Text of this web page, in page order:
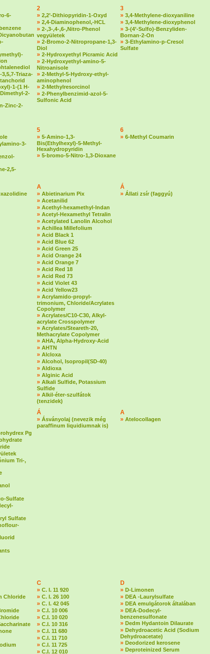
6-
Triaza-
1-(1 H-
2-
Zinc-2-
2
» 2,2’-Dithiopyridin-1-Oxyd
» 2,4-Diaminophenol,-HCL
» 2-,3-,4-,6-,Nitro-Phenol
vegyületek
» 2-Bromo-2-Nitropropane-1,3-
Diol
» 2-Hydroxyethyl Picramic Acid
» 2-Hydroxyethyl-amino-5-
Nitroanisole
» 2-Methyl-5-Hydroxy-ethyl-
aminophenol
» 2-Methylresorcinol
» 2-Phenylbenzimid-azol-5-
Sulfonic Acid
3
» 3,4-Methylene-dioxyaniline
» 3,4-Methylene-dioxyphenol
» 3-(4’-Sulfo)-Benzyliden-
Bornan-2-On
» 3-Ethylamino-p-Cresol
Sulfate
3-
2,5-
5
» 5-Amino-1,3-
Bis(Ethylhexyl)-5-Methyl-
Hexahydropyridin
» 5-bromo-5-Nitro-1,3-Dioxane
6
» 6-Methyl Coumarin
A
» Abietinarium Pix
» Acetanilid
» Acethyl-hexamethyl-Indan
» Acetyl-Hexamethyl Tetralin
» Acetylated Lanolin Alcohol
» Achillea Millefolium
» Acid Black 1
» Acid Blue 62
» Acid Green 25
» Acid Orange 24
» Acid Orange 7
» Acid Red 18
» Acid Red 73
» Acid Violet 43
» Acid Yellow23
» Acrylamido-propyl-
trimonium, Chloride/Acrylates
Copolymer
» Acrylates/C10-C30, Alkyl-
acrylate Crosspolymer
» Acrylates/Steareth-20,
Methacrylate Copolymer
» AHA, Alpha-Hydroxy-Acid
» AHTN
» Alcloxa
» Alcohol, Isopropil(SD-40)
» Aldioxa
» Alginic Acid
» Alkali Sulfide, Potassium
Sulfide
» Alkil-éter-szulfátok
(tenzidek)
Á
» Állati zsír (faggyú)
Pg
Tri-,
Sulfate
Sulfate
Á
» Ásványolaj (nevezik még
paraffinum liquidiumnak is)
A
» Atelocollagen
Chloride
C
» C. I. 11 920
» C. I. 26 100
» C. I. 42 045
» C.I. 10 006
» C.I. 10 020
» C.I. 10 316
» C.I. 11 680
» C.I. 11 710
» C.I. 11 725
» C.I. 12 010
D
» D-Limonen
» DEA -Laurylsulfate
» DEA emulgátorok általában
» DEA-Dodecyl-
benzenesulfonate
» Dedm Hydantoin Dilaurate
» Dehydroacetic Acid (Sodium
Dehydroacetate)
» Deodorized kerosene
» Deproteinized Serum